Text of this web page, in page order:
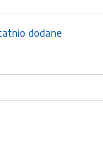
dodane